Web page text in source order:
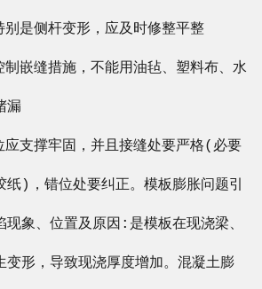
是侧杆变形，应及时修整平整
嵌缝措施，不能用油毡、塑料布、水
漏
支撑牢固，并且接缝处要严格(必要
纸)，错位处要纠正。模板膨胀问题引
现象、位置及原因:是模板在现浇梁、
变形，导致现浇厚度增加。混凝土膨